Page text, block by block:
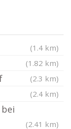
(1.4 km)
(1.82 km)
(2.3 km)
(2.4 km)
(2.41 km)